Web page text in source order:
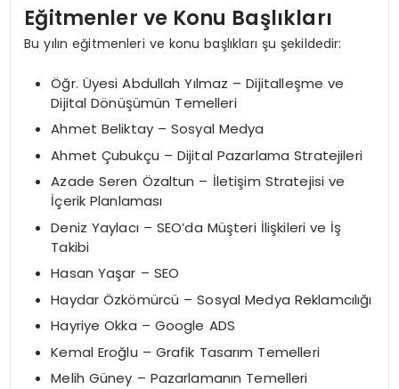
Eğitmenler ve Konu Başlıkları
Bu yılın eğitmenleri ve konu başlıkları şu şekildedir:
Öğr. Üyesi Abdullah Yılmaz – Dijitalleşme ve
Dijital Dönüşümün Temelleri
Ahmet Beliktay – Sosyal Medya
Ahmet Çubukçu – Dijital Pazarlama Stratejileri
Azade Seren Özaltun – İletişim Stratejisi ve
İçerik Planlaması
Deniz Yaylacı – SEO’da Müşteri İlişkileri ve İş
Takibi
Hasan Yaşar – SEO
Haydar Özkömürcü – Sosyal Medya Reklamcılığı
Hayriye Okka – Google ADS
Kemal Eroğlu – Grafik Tasarım Temelleri
Melih Güney – Pazarlamanın Temelleri